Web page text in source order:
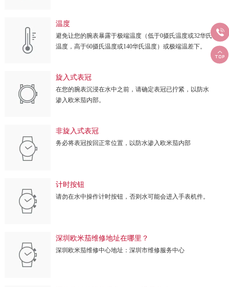
温度
避免让您的腕表暴露于极端温度（低于0摄氏温度或32华氏
温度，高于60摄氏温度或140华氏温度）或极端温差下。
旋入式表冠
在您的腕表沉浸在水中之前，请确定表冠已拧紧，以防水
渗入欧米茄内部。
非旋入式表冠
务必将表冠按回正常位置，以防水渗入欧米茄内部
计时按钮
请勿在水中操作计时按钮，否则水可能会进入手表机件。
深圳欧米茄维修地址在哪里？
深圳欧米茄维修中心地址：深圳市维修服务中心

